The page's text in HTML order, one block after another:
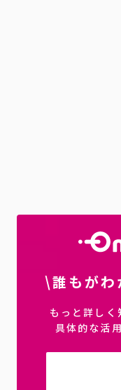
\誰もがわ
もっと詳しく
具体的な活